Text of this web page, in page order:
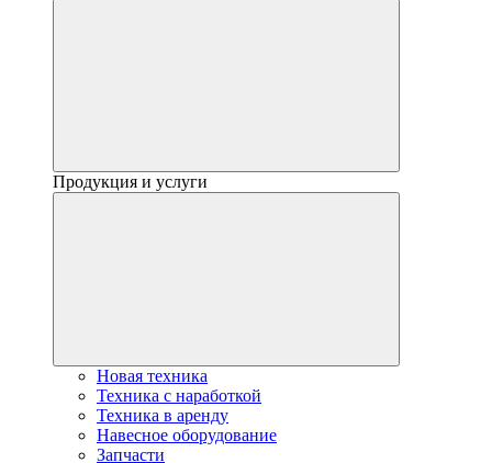
Продукция и услуги
Новая техника
Техника с наработкой
Техника в аренду
Навесное оборудование
Запчасти